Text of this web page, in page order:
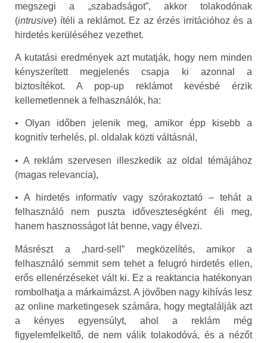
megszegi a „szabadságot”, akkor tolakodónak
(intrusive) ítéli a reklámot. Ez az érzés irritációhoz és a
hirdetés kerüléséhez vezethet.
A kutatási eredmények azt mutatják, hogy nem minden
kényszerített megjelenés csapja ki azonnal a
biztosítékot. A pop-up reklámot kevésbé érzik
kellemetlennek a felhasználók, ha:
• Olyan időben jelenik meg, amikor épp kisebb a
kognitív terhelés, pl. oldalak közti váltásnál,
• A reklám szervesen illeszkedik az oldal témájához
(magas relevancia),
• A hirdetés informatív vagy szórakoztató – tehát a
felhasználó nem puszta időveszteségként éli meg,
hanem hasznosságot lát benne, vagy élvezi.
Másrészt a „hard-sell” megközelítés, amikor a
felhasználó semmit sem tehet a felugró hirdetés ellen,
erős ellenérzéseket vált ki. Ez a reaktancia hatékonyan
rombolhatja a márkaimázst. A jövőben nagy kihívás lesz
az online marketingesek számára, hogy megtalálják azt
a kényes egyensúlyt, ahol a reklám még
figyelemfelkeltő, de nem válik tolakodóvá, és a nézőt